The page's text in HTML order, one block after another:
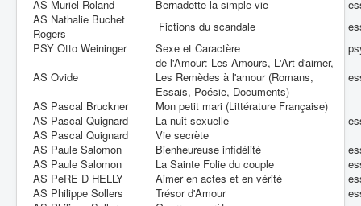
AS Muriel Roland
Bernadette la simple vie
AS Nathalie Buchet
Rogers
Fictions du scandale
PSY Otto Weininger
Sexe et Caractère
AS Ovide
de l'Amour: Les Amours, L'Art d'aimer,
Les Remèdes à l'amour (Romans,
Essais, Poésie, Documents)
AS Pascal Bruckner
Mon petit mari (Littérature Française)
AS Pascal Quignard
La nuit sexuelle
AS Pascal Quignard
Vie secrète
AS Paule Salomon
Bienheureuse infidélité
AS Paule Salomon
La Sainte Folie du couple
AS PeRE D HELLY
Aimer en actes et en vérité
AS Philippe Sollers
Trésor d'Amour